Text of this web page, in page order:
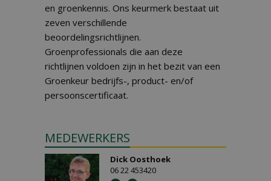
en groenkennis. Ons keurmerk bestaat uit
zeven verschillende
beoordelingsrichtlijnen.
Groenprofessionals die aan deze
richtlijnen voldoen zijn in het bezit van een
Groenkeur bedrijfs-, product- en/of
persoonscertificaat.
MEDEWERKERS
Dick Oosthoek
06 22 453420